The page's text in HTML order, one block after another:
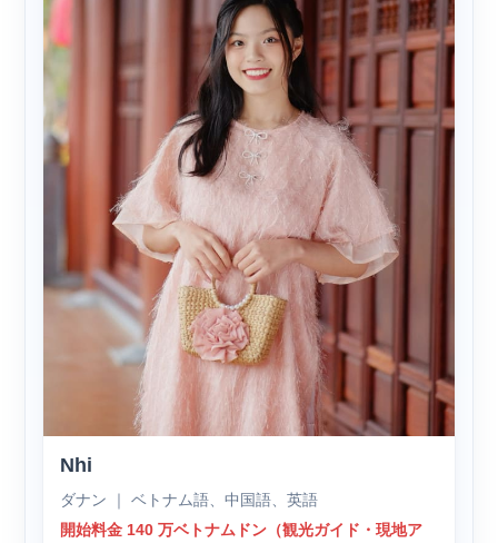
Nhi
ダナン ｜ ベトナム語、中国語、英語
開始料金 140 万ベトナムドン（観光ガイド・現地ア